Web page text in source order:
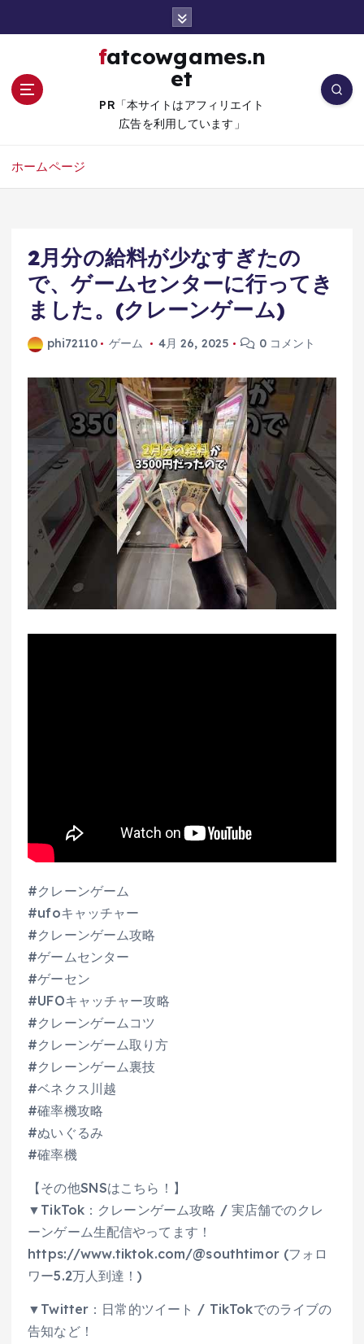
fatcowgames.n
et
PR「本サイトはアフィリエイト
広告を利用しています」
ホームページ
2月分の給料が少なすぎたの
で、ゲームセンターに行ってき
ました。(クレーンゲーム)
phi72110 ゲーム 4月 26, 2025 0 コメント
#クレーンゲーム
#ufoキャッチャー
#クレーンゲーム攻略
#ゲームセンター
#ゲーセン
#UFOキャッチャー攻略
#クレーンゲームコツ
#クレーンゲーム取り方
#クレーンゲーム裏技
#ベネクス川越
#確率機攻略
#ぬいぐるみ
#確率機
【その他SNSはこちら！】
▼TikTok：クレーンゲーム攻略 / 実店舗でのクレ
ーンゲーム生配信やってます！
https://www.tiktok.com/@southtimor (フォロ
ワー5.2万人到達！)
▼Twitter：日常的ツイート / TikTokでのライブの
告知など！